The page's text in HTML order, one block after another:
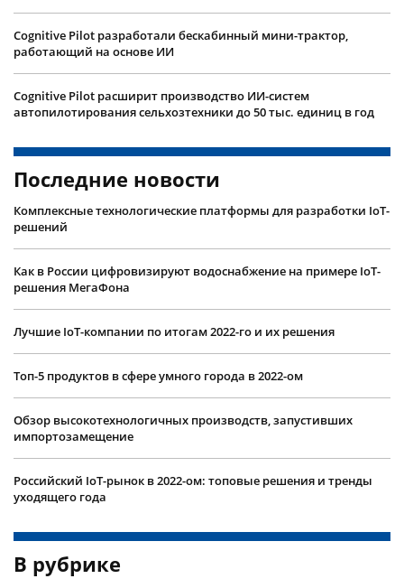
Cognitive Pilot разработали бескабинный мини-трактор,
работающий на основе ИИ
Cognitive Pilot расширит производство ИИ-систем
автопилотирования сельхозтехники до 50 тыс. единиц в год
Последние новости
Комплексные технологические платформы для разработки IoT-
решений
Как в России цифровизируют водоснабжение на примере IoT-
решения МегаФона
Лучшие IoT-компании по итогам 2022-го и их решения
Топ-5 продуктов в сфере умного города в 2022-ом
Обзор высокотехнологичных производств, запустивших
импортозамещение
Российский IoT-рынок в 2022-ом: топовые решения и тренды
уходящего года
В рубрике